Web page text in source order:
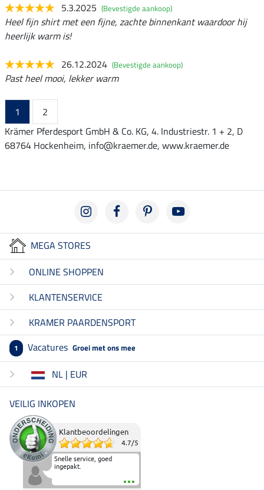
5.3.2025 (Bevestigde aankoop)
Heel fijn shirt met een fijne, zachte binnenkant waardoor hij
heerlijk warm is!
26.12.2024 (Bevestigde aankoop)
Past heel mooi, lekker warm
1
2
Krämer Pferdesport GmbH & Co. KG, 4. Industriestr. 1 + 2, D
68764 Hockenheim, info@kraemer.de, www.kraemer.de
MEGA STORES
ONLINE SHOPPEN
KLANTENSERVICE
KRAMER PAARDENSPORT
1 Vacatures Groei met ons mee
NL | EUR
VEILIG INKOPEN
Klantbeoordelingen
4.7/5
Snelle service, goed
ingepakt.